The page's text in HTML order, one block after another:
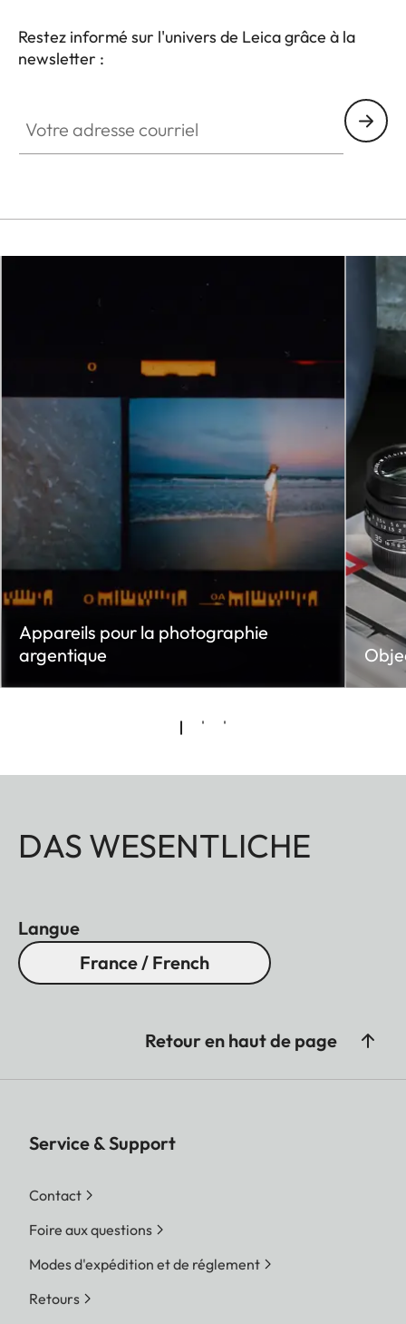
Restez informé sur l'univers de Leica grâce à la
newsletter :
Appareils pour la photographie
argentique
DAS WESENTLICHE
Langue
France / French
Retour en haut de page
Service & Support
Contact
Foire aux questions
Modes d'expédition et de réglement
Retours